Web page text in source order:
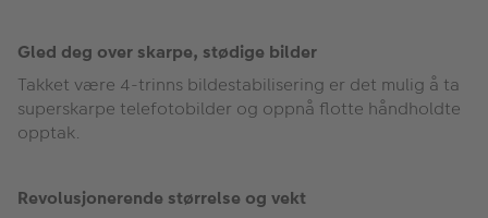
Gled deg over skarpe, stødige bilder
Takket være 4-trinns bildestabilisering er det mulig å ta
superskarpe telefotobilder og oppnå flotte håndholdte
opptak.
Revolusjonerende størrelse og vekt